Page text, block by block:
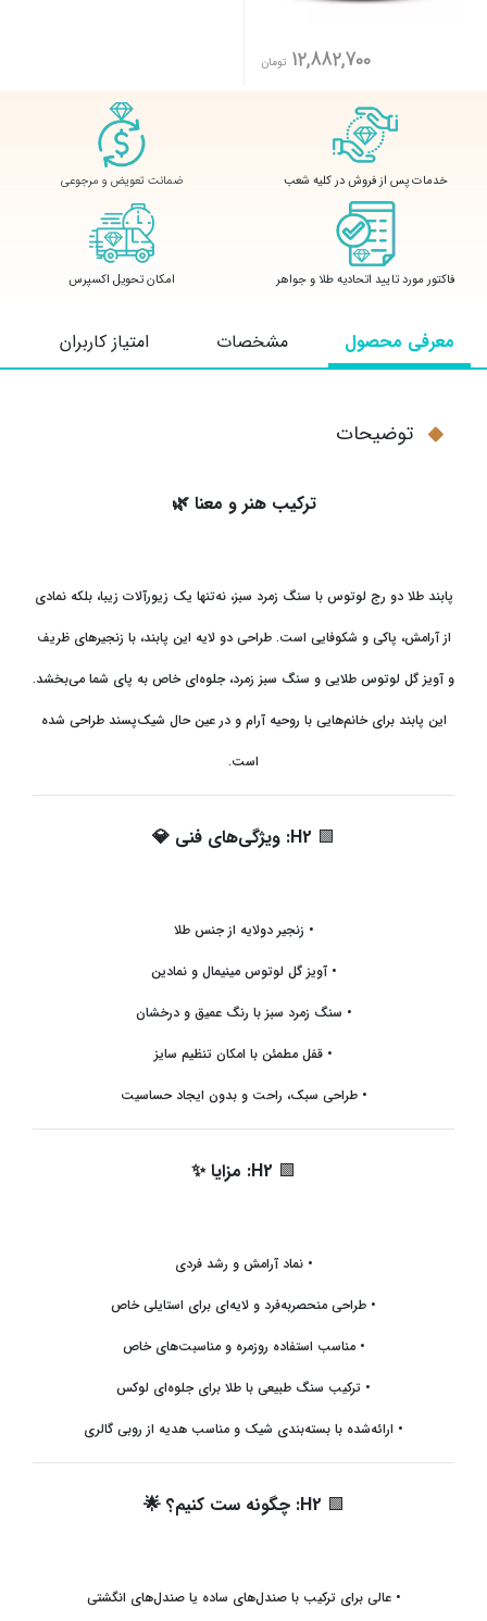
12,882,700 تومان
خدمات پس از فروش در کلیه شعب ضمانت تعویض و مرجوعی
فاکتور مورد تایید اتحادیه طلا و جواهر امکان تحویل اکسپرس
معرفی محصول مشخصات امتیاز کاربران
توضیحات
ترکیب هنر و معنا 🌿
پابند طلا دو رج لوتوس با سنگ زمرد سبز، نه‌تنها یک زیورآلات زیبا، بلکه نمادی
از آرامش، پاکی و شکوفایی است. طراحی دو لایه این پابند، با زنجیرهای ظریف
و آویز گل لوتوس طلایی و سنگ سبز زمرد، جلوه‌ای خاص به پای شما می‌بخشد.
این پابند برای خانم‌هایی با روحیه آرام و در عین حال شیک‌پسند طراحی شده
است.
🟩
H2: ویژگی‌های فنی 💎
• زنجیر دولایه از جنس طلا
•آویز گل لوتوس مینیمال و نمادین
• سنگ زمرد سبز با رنگ عمیق و درخشان
• قفل مطمئن با امکان تنظیم سایز
•طراحی سبک، راحت و بدون ایجاد حساسیت
🟩
H2: مزایا ✨
•نماد آرامش و رشد فردی
• طراحی منحصربه‌فرد و لایه‌ای برای استایلی خاص
•مناسب استفاده روزمره و مناسبت‌های خاص
• ترکیب سنگ طبیعی با طلا برای جلوه‌ای لوکس
• ارائه‌شده با بسته‌بندی شیک و مناسب هدیه از روبی گالری
🟩
H2: چگونه ست کنیم؟ 🌟
•عالی برای ترکیب با صندل‌های ساده یا صندل‌های انگشتی